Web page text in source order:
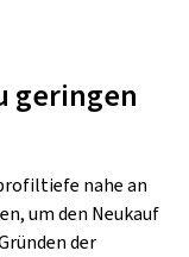
geringen
nahe an
um den Neukauf
der